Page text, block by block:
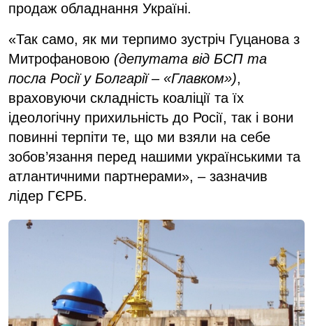
продаж обладнання Україні.
«Так само, як ми терпимо зустріч Гуцанова з
Митрофановою (депутата від БСП та
посла Росії у Болгарії – «Главком»),
враховуючи складність коаліції та їх
ідеологічну прихильність до Росії, так і вони
повинні терпіти те, що ми взяли на себе
зобов’язання перед нашими українськими та
атлантичними партнерами», – зазначив
лідер ГЄРБ.